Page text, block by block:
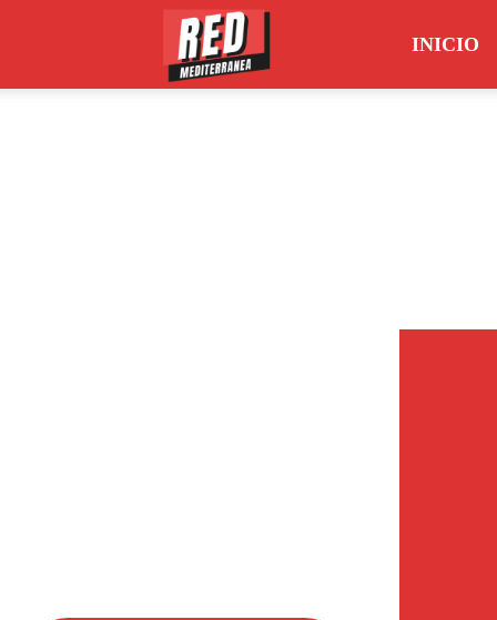
INICIO